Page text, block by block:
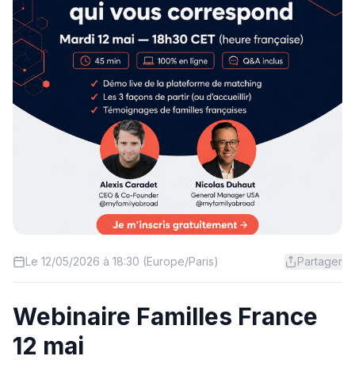
Le 12/05/2026 à 18:30 (Europe/Paris) Partager
Webinaire Familles France
12 mai